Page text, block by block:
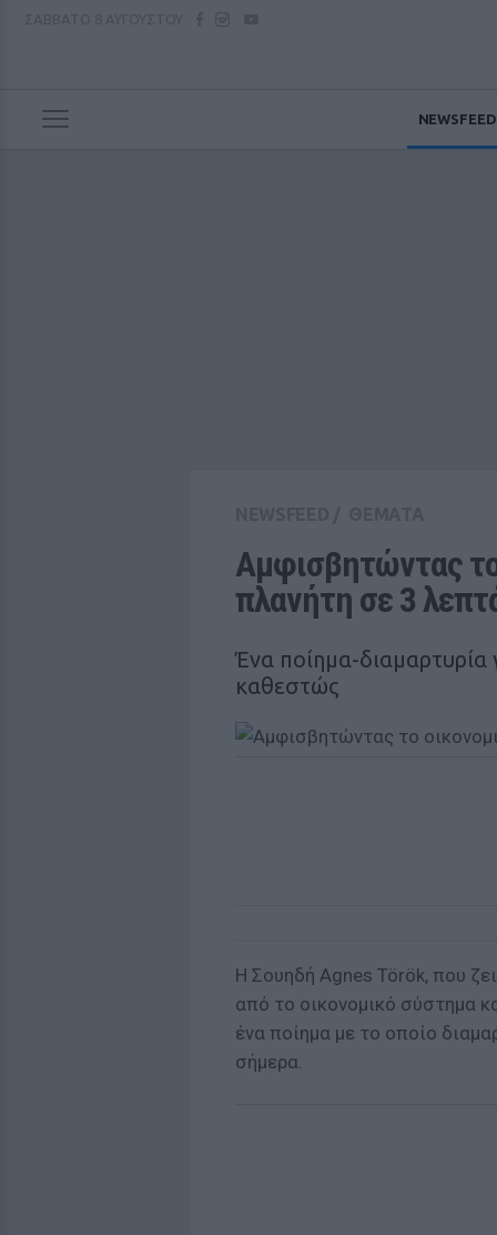
NEWSFEED
Αμφισβητώντας
πλανήτη σε 3
Ένα ποίημα-διαμαρτυρία
καθεστώς
Η Σουηδή Agnes Török, που
από το οικονομικό σύστημα
ένα ποίημα με το οποίο
σήμερα.